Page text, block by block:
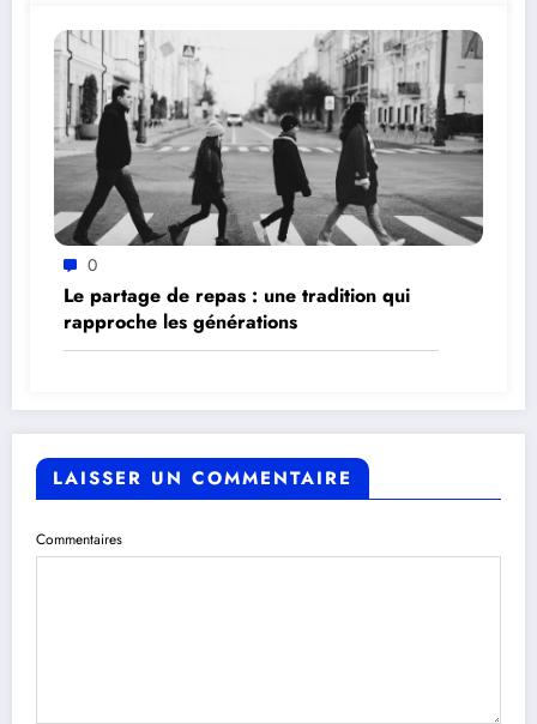
0
Le partage de repas : une tradition qui
rapproche les générations
LAISSER UN COMMENTAIRE
Commentaires